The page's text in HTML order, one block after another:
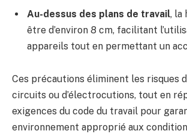
Au-dessus des plans de travail, la
être d’environ 8 cm, facilitant
appareils tout en permettant un
Ces précautions éliminent les risques
circuits ou d’électrocutions, tout en
exigences du code du travail pour
environnement approprié aux